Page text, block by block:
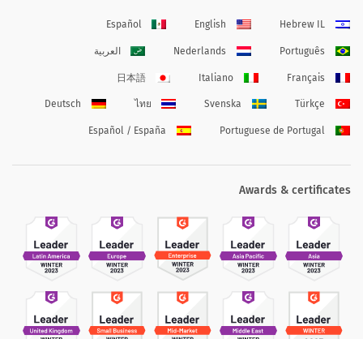
Hebrew IL
English
Español
Português
Nederlands العربية
Français
Italiano
日本語
Türkçe
Svenska
ไทย
Deutsch
Portuguese de Portugal
Español / España
Awards & certificates